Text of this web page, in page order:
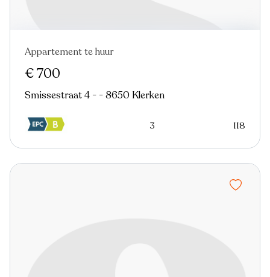
Appartement te huur
€ 700
Smissestraat 4 - - 8650 Klerken
3 118